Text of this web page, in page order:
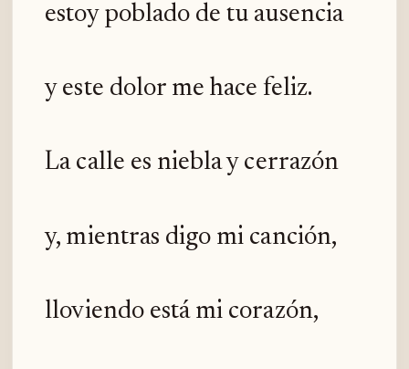
estoy poblado de tu ausencia
y este dolor me hace feliz.
La calle es niebla y cerrazón
y, mientras digo mi canción,
lloviendo está mi corazón,